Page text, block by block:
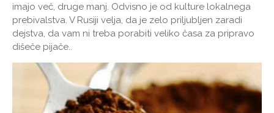
imajo več, druge manj. Odvisno je od kulture lokalnega
prebivalstva. V Rusiji velja, da je zelo priljubljen zaradi
dejstva, da vam ni treba porabiti veliko časa za pripravo
dišeče pijače..